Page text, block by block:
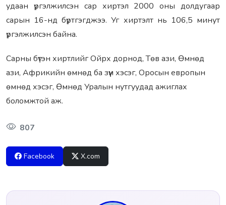
удаан үргэлжилсэн сар хиртэл 2000 оны долдугаар
сарын 16-нд бүртгэгджээ. Уг хиртэлт нь 106,5 минут
үргэлжилсэн байна.
Сарны бүтэн хиртлийг Ойрх дорнод, Төв ази, Өмнөд
ази, Африкийн өмнөд ба зүүн хэсэг, Оросын европын
өмнөд хэсэг, Өмнөд Уралын нутгуудад ажиглах
боломжтой аж.
807
Facebook X.com